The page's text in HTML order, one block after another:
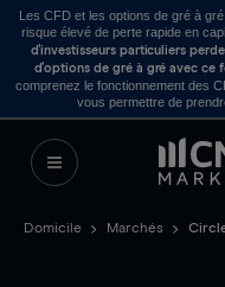
Les CFD et les options de gré à
risque élevé de perte rapide en
d’investisseurs particuliers
d’options de gré à gré avec ce
comprenez le fonctionnement des
vous permettre de
Domicile Marchés